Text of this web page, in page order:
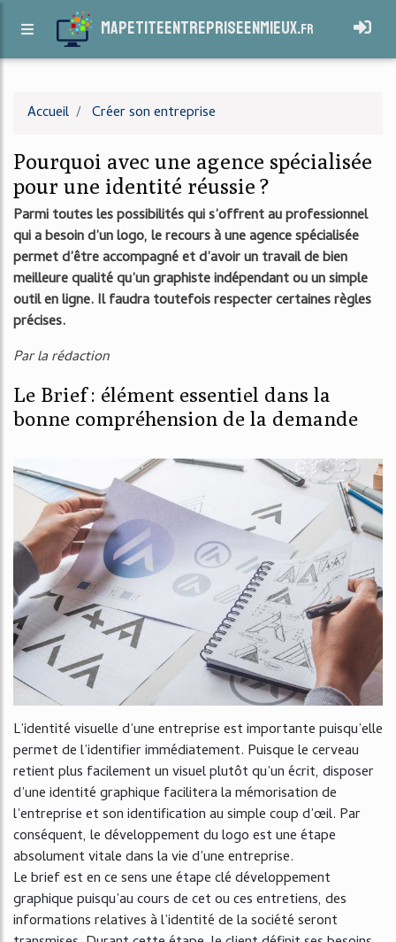
mapetiteentrepriseenmieux.fr
Accueil Créer son entreprise
Pourquoi avec une agence spécialisée
pour une identité réussie ?
Parmi toutes les possibilités qui s’offrent au professionnel
qui a besoin d’un logo, le recours à une agence spécialisée
permet d’être accompagné et d’avoir un travail de bien
meilleure qualité qu’un graphiste indépendant ou un simple
outil en ligne. Il faudra toutefois respecter certaines règles
précises.
Par la rédaction
Le Brief : élément essentiel dans la
bonne compréhension de la demande
L’identité visuelle d’une entreprise est importante puisqu’elle
permet de l’identifier immédiatement. Puisque le cerveau
retient plus facilement un visuel plutôt qu’un écrit, disposer
d’une identité graphique facilitera la mémorisation de
l’entreprise et son identification au simple coup d’œil. Par
conséquent, le développement du logo est une étape
absolument vitale dans la vie d’une entreprise.
Le brief est en ce sens une étape clé développement
graphique puisqu’au cours de cet ou ces entretiens, des
informations relatives à l’identité de la société seront